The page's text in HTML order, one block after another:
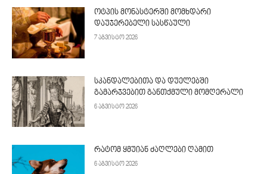
ოტპის მონასტერში მომხდარი
დაუჯერებელი სასწაული
7 აგვისტო 2026
სკანდალებითა და დუელებში
გამარჯვებით განთქმული მომღერალი
6 აგვისტო 2026
რატომ ყმუიან ძაღლები ღამით
6 აგვისტო 2026